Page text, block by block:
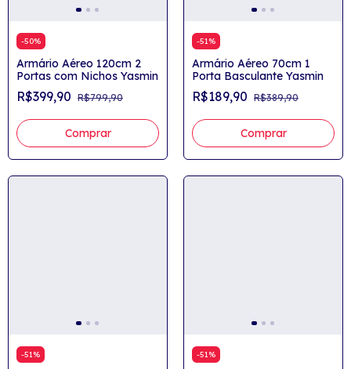
-50%
Armário Aéreo 120cm 2
Portas com Nichos Yasmin
R$399,90 R$799,90
Comprar
-51 %
Armário Aéreo 70cm 1
Porta Basculante Yasmin
R$189,90 R$389,90
Comprar
-51 % -51 %